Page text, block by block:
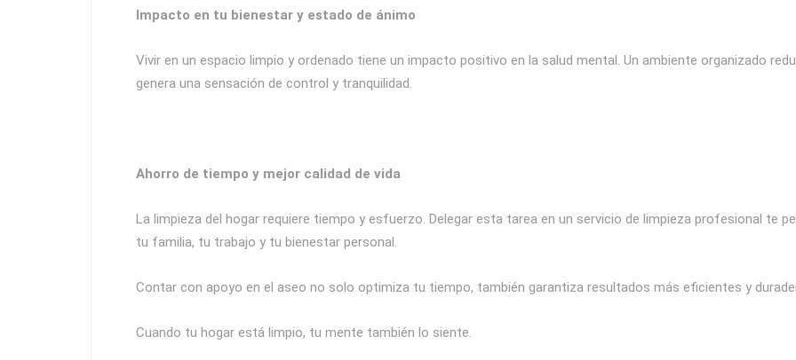
Impacto en tu bienestar y estado de ánimo
Vivir en un espacio limpio y ordenado tiene un impacto positivo en la salud mental. Un ambiente organizado
genera una sensación de control y tranquilidad.
Ahorro de tiempo y mejor calidad de vida
La limpieza del hogar requiere tiempo y esfuerzo. Delegar esta tarea en un servicio de limpieza profesional te
tu familia, tu trabajo y tu bienestar personal.
Contar con apoyo en el aseo no solo optimiza tu tiempo, también garantiza resultados más eficientes y
Cuando tu hogar está limpio, tu mente también lo siente.